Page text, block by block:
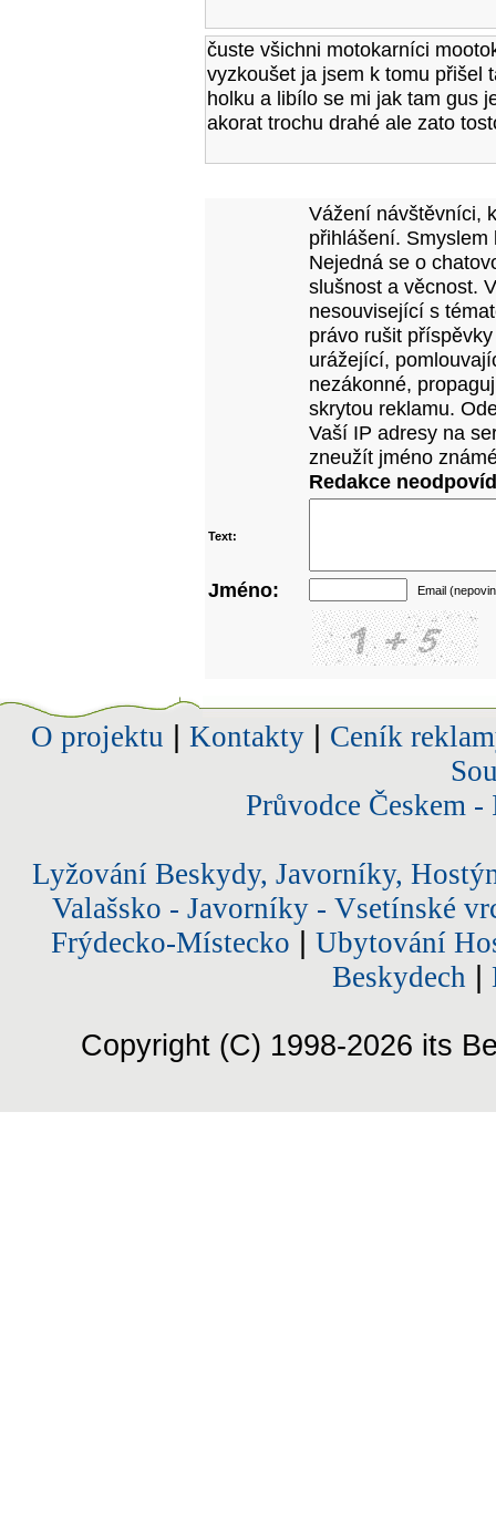
čuste všichni motokarníci
vyzkoušet ja jsem k tomu přišel
holku a libílo se mi jak tam gus
akorat trochu drahé ale zato
Vážení návštěvníci,
přihlášení.
Nejedná se o
slušnost a věcnost.
nesouvisející s
právo rušit
urážející,
nezákonné,
skrytou reklamu.
Vaší IP adresy na
zneužít jméno
Redakce
Text:
Jméno: Email
O projektu Kontakty| Ceník
Průvodce Českem
Lyžování Beskydy, Javorníky,
Valašsko - Javorníky - Vsetínské
Frýdecko-Místecko
Ubytování
Beskydech
Copyright (C) 1998-2026 its